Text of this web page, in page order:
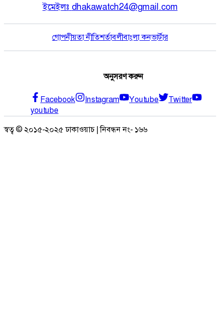
ইমেইলঃ dhakawatch24@gmail.com
গোপনীয়তা নীতিশর্তাবলীবাংলা কনভার্টার
অনুসরণ করুন
Facebook Instagram Youtube
Twitter
youtube
স্বত্ব © ২০১৫-২০২৫ ঢাকাওয়াচ | নিবন্ধন নং- ১৬৬